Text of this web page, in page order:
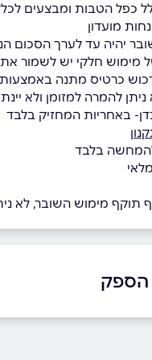
כפל הטבות ומבצעים
מועדון
יהיה עד לערך הסכום
מימוש חלקי יש לשמור את
כרטיס מתנה
להמרה למזומן ולא
באחריות המחזיק בלבד
בלבד
תוקף מימוש השובר, לא
הספק